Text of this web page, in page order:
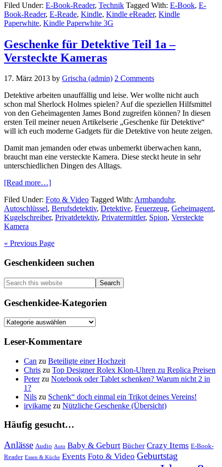
eReader
schenken
Filed Under: E-Book-Reader, Technik Tagged With: E-Book, E-
Book-Reader, E-Reade, Kindle, Kindle eReader, Kindle
Paperwhite, Kindle Paperwhite 3G
Geschenke für Detektive Teil 1a –
Versteckte Kameras
17. März 2013 by Grischa (admin) 2 Comments
Detektive arbeiten unauffällig und leise. Wer wollte nicht auch
schon mal Sherlock Holmes spielen? Auf die speziellen Hilfsmittel
von den Geheimagenten James Bond zugreifen können? In diesen
ersten Teil meiner neuen Artikelserie „Geschenke für Detektive“
will ich euch moderne Gadgets für die Detektive von heute zeigen.
Damit man jemanden oder etwas unbemerkt überwachen kann,
braucht man eine versteckte Kamera. Diese steckt heute in sehr
unterschiedlichen Dingen des Alltags.
[Read more…]about
für
Detektive
Teil
Versteckte
Filed Under: Foto & Video Tagged With: Armbanduhr,
Autoschlüssel, Berufsdetektiv, Detektive, Feuerzeug, Geheimagent,
Kugelschreiber, Privatdetektiv, Privatermittler, Spion, Versteckte
Kamera
« Previous Page
Primary
Sidebar
Geschenkideen suchen
Search
this
website
Geschenkidee-Kategorien
Geschenkidee-
Leser-Kommentare
Can zu Beteiligte einer Hochzeit
Chris zu Top Designer Rolex Klon-Uhren zu Replica Preisen
Peterzu Notebook oder Tablet schenken? Warum nicht 2 in
1?
Nils zu Schenk“ doch einmal ein Trikot deines Vereins!
irvikame zu Nützliche Geschenke (Übersicht)
Häufig gesucht…
Anlässe Audio Auto Baby & Geburt Bücher Crazy Items E-Book-
Reader Essen & Küche Events Foto & Video Geburtstag